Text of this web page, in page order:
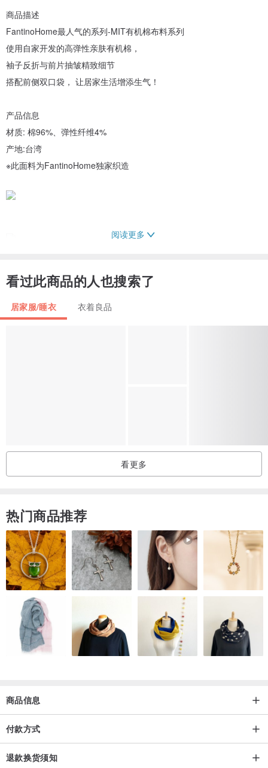
商品描述
FantinoHome最人气的系列-MIT有机棉布料系列
使用自家开发的高弹性亲肤有机棉，
袖子反折与前片抽皱精致细节
搭配前侧双口袋， 让居家生活增添生气！
产品信息
材质: 棉96%、弹性纤维4%
产地:台湾
※此面料为FantinoHome独家织造
阅读更多
看过此商品的人也搜索了
居家服/睡衣 衣着良品
看更多
热门商品推荐
商品信息
商品运费
付款方式